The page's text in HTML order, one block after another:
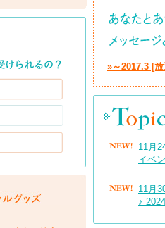
»～2017.3 [
11月
イベ
11月
♪